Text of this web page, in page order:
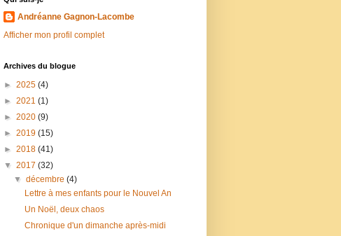
Andréanne Gagnon-Lacombe
Afficher mon profil complet
Archives du blogue
► 2025 (4)
► 2021 (1)
► 2020 (9)
► 2019 (15)
► 2018 (41)
▼ 2017 (32)
▼décembre(4)
Lettre à mes enfants pour le Nouvel An
Un Noël, deux chaos
Chronique d'un dimanche après-midi